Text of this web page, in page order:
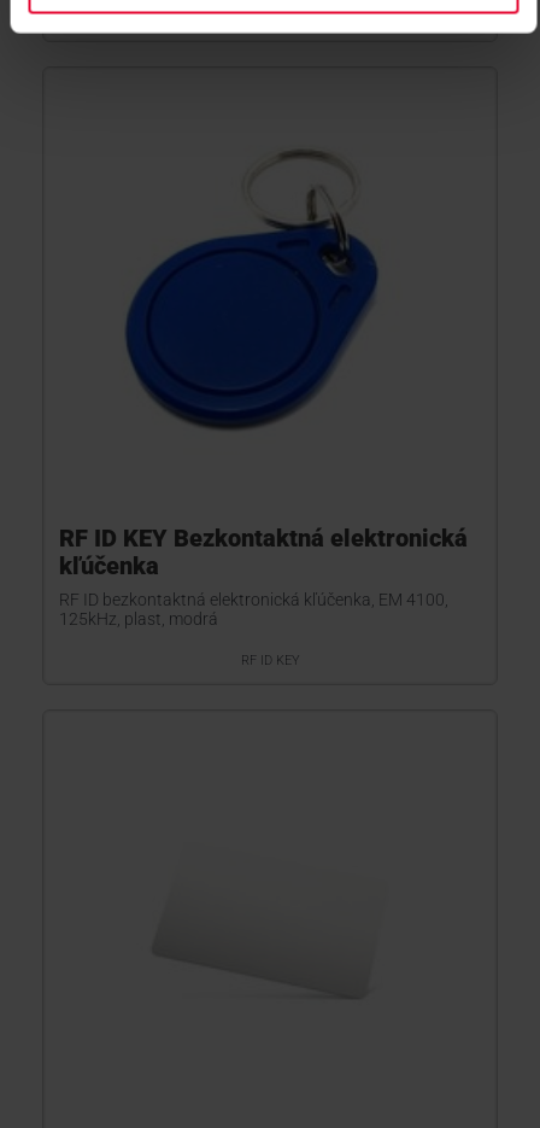
RF ID KEY black
RF ID KEY Bezkontaktná elektronická
kľúčenka
RF ID bezkontaktná elektronická kľúčenka, EM 4100,
125kHz, plast, modrá
RF ID KEY